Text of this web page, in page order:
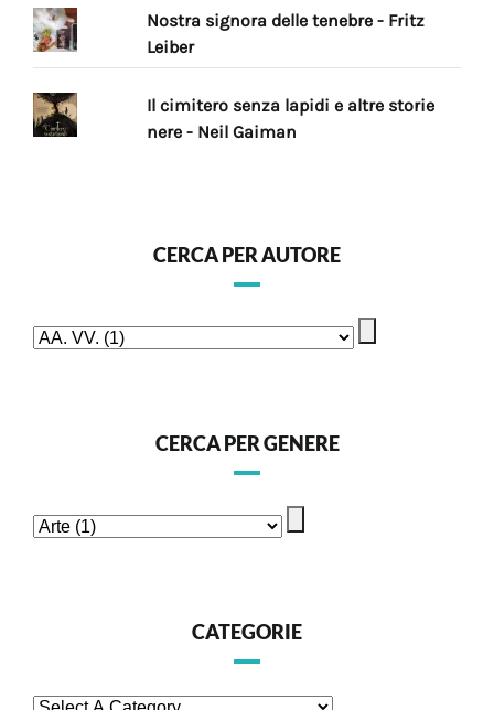
Nostra signora delle tenebre - Fritz
Leiber
Il cimitero senza lapidi e altre storie
nere - Neil Gaiman
CERCA PER AUTORE
CERCA PER GENERE
CATEGORIE